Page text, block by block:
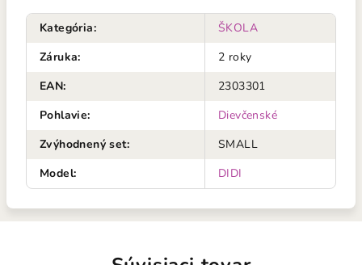
Kategória:
ŠKOLA
Záruka:
2 roky
EAN:
2303301
Pohlavie:
Dievčenské
Zvýhodnený set:
SMALL
Model: DIDI